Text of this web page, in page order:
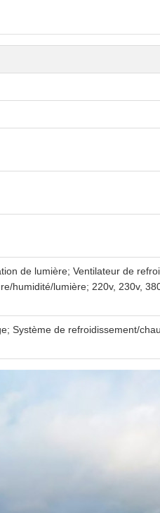
de lumière; Ventilateur de
humidité/lumière; 220v, 230v,
Système de refroidissement/